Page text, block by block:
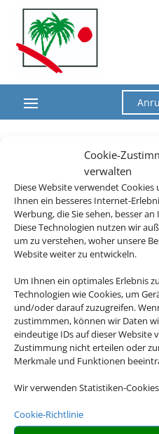
Cookie-
verwalten
Diese Website verwendet
Ihnen ein besseres Internet-
Werbung, die Sie sehen, besser
Diese Technologien nutzen wir
um zu verstehen, woher unsere
Website weiter zu entwickeln.
Um Ihnen ein optimales Erlebnis
Technologien wie Cookies, um
und/oder darauf zuzugreifen.
zustimmmen, können wir Daten
eindeutige IDs auf dieser Website
Zustimmung nicht erteilen oder
Merkmale und Funktionen
Wir verwenden Statistiken-
Cookie-Richtlinie